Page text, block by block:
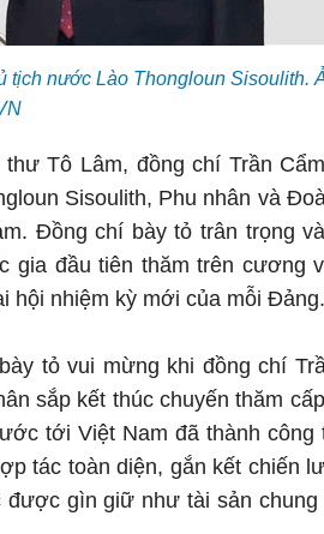
tịch nước Lào Thongloun Sisoulith.
Tô Lâm, đồng chí Trần
Sisoulith, Phu nhân và
Đồng chí bày tỏ trân trọng
gia đầu tiên thăm trên cương
hội nhiệm kỳ mới của mỗi Đảng.
tỏ vui mừng khi đồng chí
sắp kết thúc chuyến thăm
tới Việt Nam đã thành công
tác toàn diện, gắn kết chiến
gìn giữ như tài sản chung